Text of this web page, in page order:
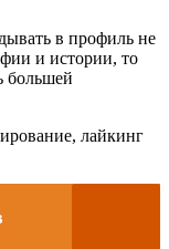
в профиль не
и истории, то
большей
лайкинг